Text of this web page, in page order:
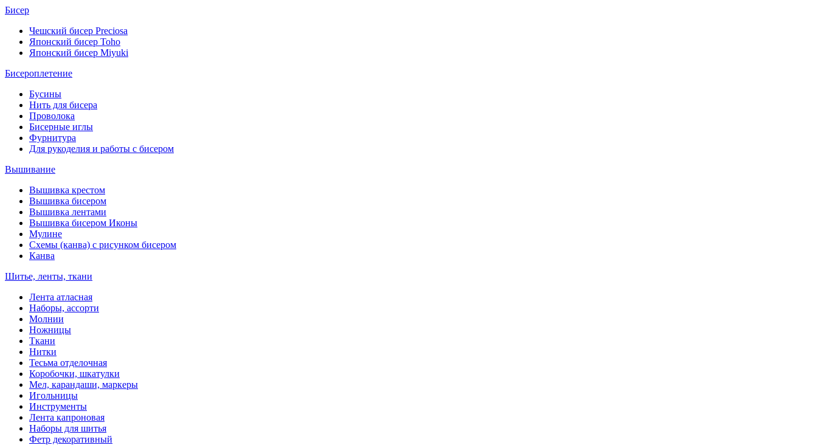
Бисер
Чешский бисер Preciosa
Японский бисер Toho
Японский бисер Miyuki
Бисероплетение
Бусины
Нить для бисера
Проволока
Бисерные иглы
Фурнитура
Для рукоделия и работы с бисером
Вышивание
Вышивка крестом
Вышивка бисером
Вышивка лентами
Вышивка бисером Иконы
Мулине
Схемы (канва) с рисунком бисером
Канва
Шитье, ленты, ткани
Лента атласная
Наборы, ассорти
Молнии
Ножницы
Ткани
Нитки
Тесьма отделочная
Коробочки, шкатулки
Мел, карандаши, маркеры
Игольницы
Инструменты
Лента капроновая
Наборы для шитья
Фетр декоративный